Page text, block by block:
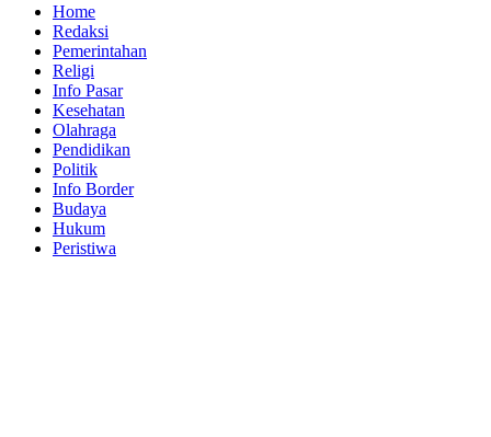
Home
Redaksi
Pemerintahan
Religi
Info Pasar
Kesehatan
Olahraga
Pendidikan
Politik
Info Border
Budaya
Hukum
Peristiwa